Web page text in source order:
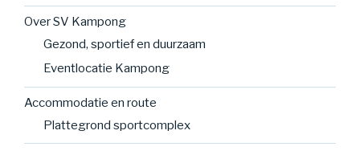
Over SV Kampong
Gezond, sportief en duurzaam
Eventlocatie Kampong
Accommodatie en route
Plattegrond sportcomplex